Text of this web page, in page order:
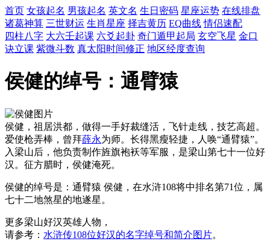
首页 女孩起名 男孩起名 英文名 生日密码 星座运势 在线排盘
诸葛神算 三世财运 生肖星座 择吉黄历 EQ曲线 情侣速配
四柱八字 大六壬起课 六爻起卦 奇门遁甲起局 玄空飞星 金口
诀立课 紫微斗数 真太阳时间修正 地区经度查询
侯健的绰号：通臂猿
侯健，祖居洪都，做得一手好裁缝活，飞针走线，技艺高超。
爱使枪弄棒，曾拜薛永为师。长得黑瘦轻捷，人唤“通臂猿”。
入梁山后，他负责制作旌旗袍袄等军服，是梁山第七十一位好
汉。征方腊时，侯健淹死。
侯健的绰号是：通臂猿 侯健，在水浒108将中排名第71位，属
七十二地煞星的地遂星。
更多梁山好汉英雄人物，
请参考： 水浒传108位好汉的名字绰号和简介图片。